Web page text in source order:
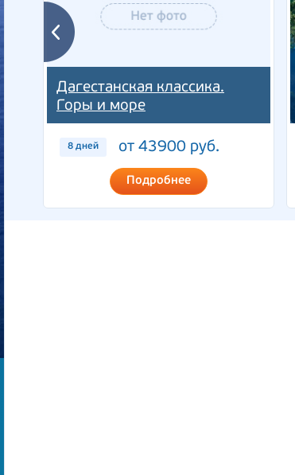
Дагестанская классика.
Горы и море
8 дней от 43900 руб.
Подробнее